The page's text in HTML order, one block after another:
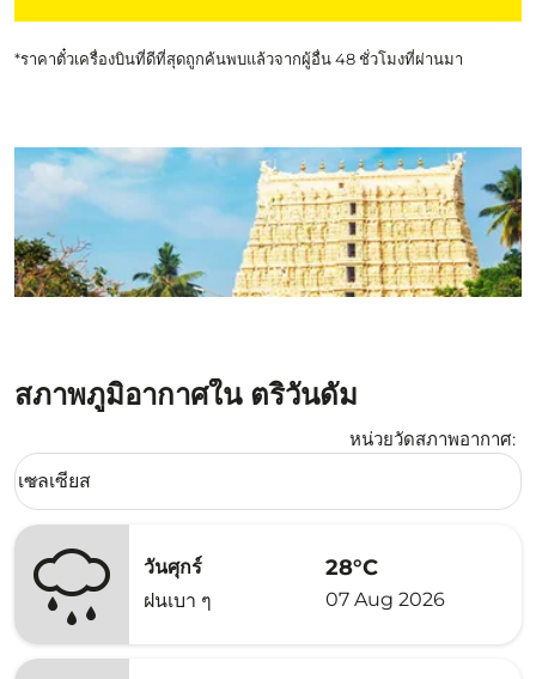
*ราคาตั๋วเครื่องบินที่ดีที่สุดถูกค้นพบแล้วจากผู้อื่น 48 ชั่วโมงที่ผ่านมา
สภาพภูมิอากาศใน ตริวันดัม
หน่วยวัดสภาพอากาศ:
Weather unit option เซลเซียส Selected
เซลเซียส
keyboard_arrow_down
วันศุกร์
ฝนเบา ๆ
28°C
07 Aug 2026